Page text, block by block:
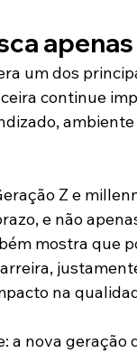
um dos
continue
Z e
e não
mostra que
na
nova geração